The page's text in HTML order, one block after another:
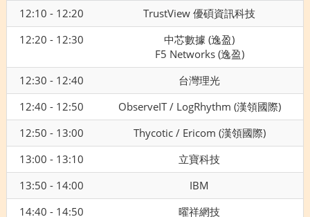
12:10 - 12:20
TrustView 優碩資訊科技
12:20 - 12:30
中芯數據 (逸盈)
F5 Networks (逸盈)
12:30 - 12:40
台灣理光
12:40 - 12:50
ObserveIT / LogRhythm (漢領國際)
12:50 - 13:00
Thycotic / Ericom (漢領國際)
13:00 - 13:10
立寶科技
13:50 - 14:00
IBM
14:40 - 14:50
曜祥網技